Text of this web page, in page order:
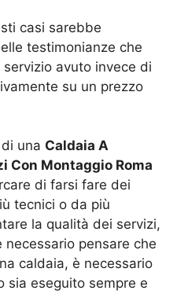
casi sarebbe
testimonianze che
avuto invece di
su un prezzo
una Caldaia A
Con Montaggio Roma
di farsi fare dei
tecnici o da più
la qualità dei servizi,
pensare che
caldaia, è necessario
sia eseguito sempre e